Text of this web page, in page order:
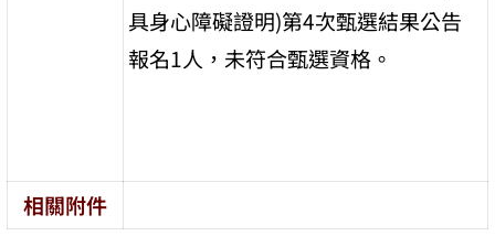
具身心障礙證明)第4次甄選結果公告
報名1人，未符合甄選資格。
相關附件